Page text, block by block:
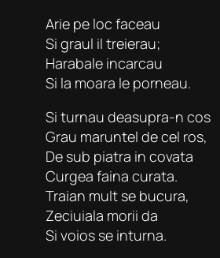
Arie pe loc faceau
Si graul il treierau;
Harabale incarcau
Si la moara le porneau.
Si turnau deasupra-n cos
Grau maruntel de cel ros,
De sub piatra in covata
Curgea faina curata.
Traian mult se bucura,
Zeciuiala morii da
Si voios se inturna.